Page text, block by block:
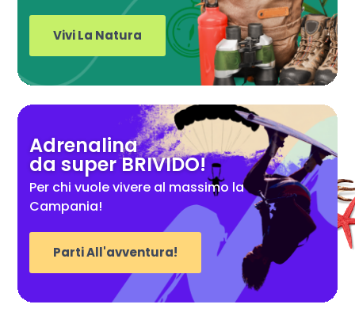
Vivi La Natura
Adrenalina
da super BRIVIDO!
Per chi vuole vivere al massimo la
Campania!
Parti All'avventura!